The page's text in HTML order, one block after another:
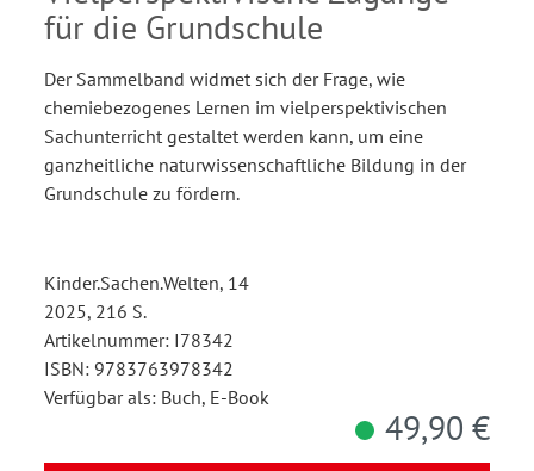
für die Grundschule
Der Sammelband widmet sich der Frage, wie
chemiebezogenes Lernen im vielperspektivischen
Sachunterricht gestaltet werden kann, um eine
ganzheitliche naturwissenschaftliche Bildung in der
Grundschule zu fördern.
Kinder.Sachen.Welten, 14
2025, 216 S.
Artikelnummer: I78342
ISBN: 9783763978342
Verfügbar als: Buch, E-Book
49,90 €